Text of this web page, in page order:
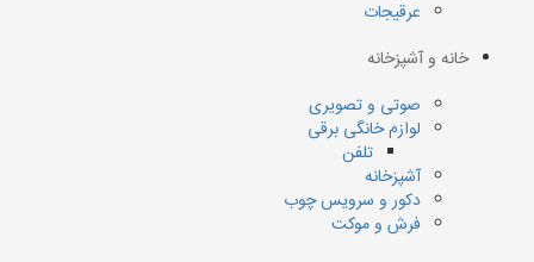
عرقیجات
خانه و آشپزخانه
صوتی و تصویری
لوازم خانگی برقی
تلفن
آشپزخانه
دکور و سرویس چوب
فرش و موکت